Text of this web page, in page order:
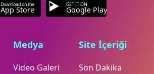
Download on the
App Store
GET IT ON
Google Play
Medya
Video Galeri
Site İçeriği
Son Dakika